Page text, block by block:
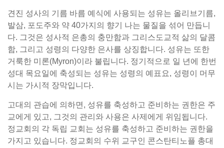
견진 성사의 기름 바름 예식에 사용되는 성유는 올리브기름,
발삼, 포도주와 약 40가지의 향기 나는 물질을 섞어 만듭니
다. 그것은 성사적 은총의 충만함과 그리스도교적 삶의 달콤
함, 그리고 성령의 다양한 은사를 상징합니다. 성유는 또한
거룩한 미론(Myron)이라 불립니다. 정기적으로 일 년에 한번
성대 목요일에 축성되는 성유는 성령의 예표요, 성령이 머무
시는 가시적 장막입니다.
고대의 관습에 의하면, 성유를 축성하고 준비하는 권한은 주
교에게 있고, 그것의 관리와 사용은 사제에게 위임됩니다.
정교회의 각 독립 교회는 성유를 축성하고 준비하는 권한을
가지고 있습니다. 정교회의 수위 교구인 콘스탄티노플 총대